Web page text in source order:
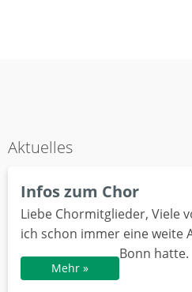
Aktuelles
Infos zum Chor
Liebe Chormitglieder, Viele
ich schon immer eine weite
Bonn hatte.
Mehr »